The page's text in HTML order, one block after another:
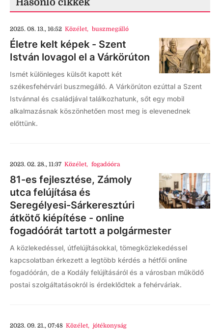
2025. 08. 13., 16:52 Közélet, buszmegálló
Életre kelt képek - Szent
István lovagol el a Várkörúton
Ismét különleges külsőt kapott két
székesfehérvári buszmegálló. A Várkörúton ezúttal a Szent
Istvánnal és családjával találkozhatunk, sőt egy mobil
alkalmazásnak köszönhetően most meg is elevenednek
előttünk.
2023. 02. 28., 11:37 Közélet, fogadóóra
81-es fejlesztése, Zámoly
utca felújítása és
Seregélyesi-Sárkeresztúri
átkötő kiépítése - online
fogadóórát tartott a polgármester
A közlekedéssel, útfelújításokkal, tömegközlekedéssel
kapcsolatban érkezett a legtöbb kérdés a hétfői online
fogadóórán, de a Kodály felújításáról és a városban működő
postai szolgáltatásokról is érdeklődtek a fehérváriak.
2023. 09. 21., 07:48 Közélet, jótékonyság